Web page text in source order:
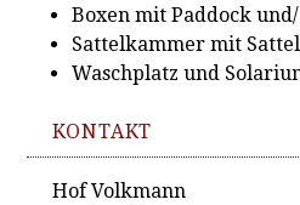
Boxen mit Paddock
Sattelkammer mit
Waschplatz und
KONTAKT
Hof Volkmann